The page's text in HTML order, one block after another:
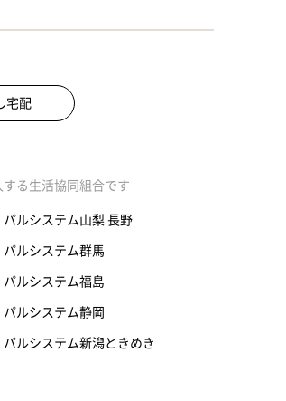
宅配
る生活協同組合です
パルシステム山梨 長野
パルシステム群馬
パルシステム福島
パルシステム静岡
パルシステム新潟ときめき